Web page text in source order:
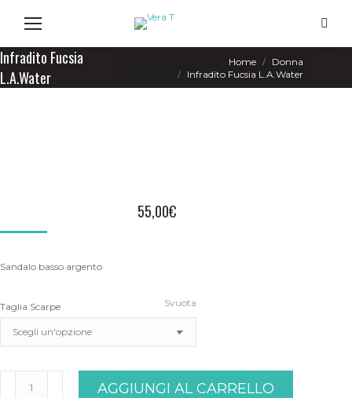
Search:
Infradito Fucsia
L.A.Water
Home
Donna
Infradito Fucsia L.A.Water
55,00€
Sandalo basso argento
Taglia Scarpe Svuota
AGGIUNGI AL CARRELLO